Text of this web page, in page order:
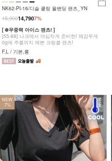
NK62-PI-16/디슬 쿨링 올밴딩 팬츠_YN
7%
15,90014,790
[ ❄️무중력 아이스 팬츠! ]
[55-88] 나크에서 야심차게 준비한! 체감무게
0g에 주름까지 예쁜 크링클 팬츠!
F,L / 기본,롱
NEW
7%